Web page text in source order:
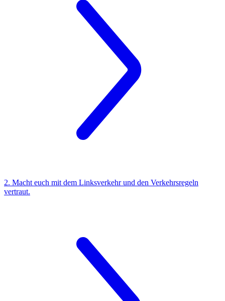
2. Macht euch mit dem Linksverkehr und den Verkehrsregeln
vertraut.